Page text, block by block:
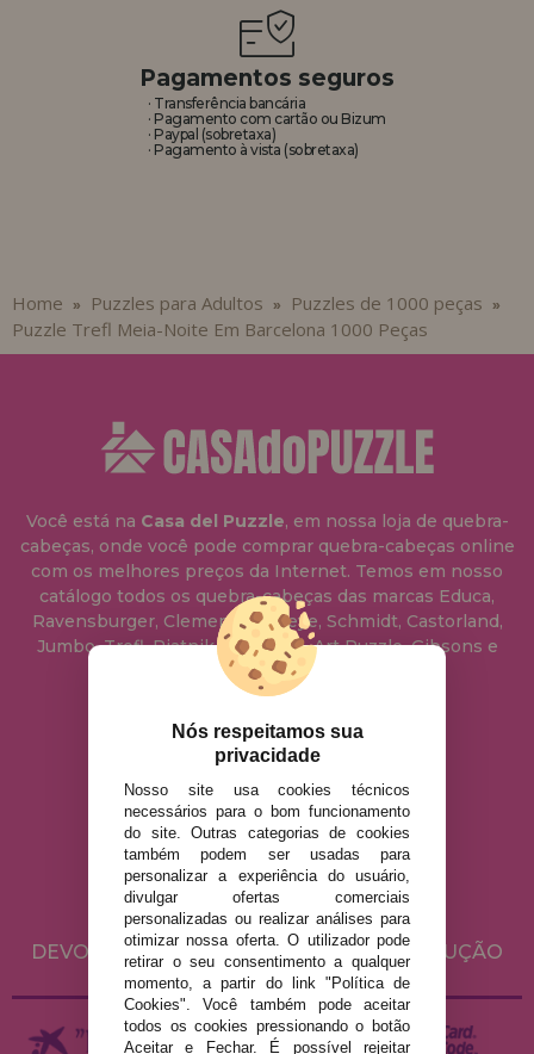
Pagamentos seguros
· Transferência bancária
· Pagamento com cartão ou Bizum
· Paypal (sobretaxa)
· Pagamento à vista (sobretaxa)
Home » Puzzles para Adultos » Puzzles de 1000 peças »
Puzzle Trefl Meia-Noite Em Barcelona 1000 Peças
Você está na Casa del Puzzle, em nossa loja de quebra-
cabeças, onde você pode comprar quebra-cabeças online
com os melhores preços da Internet. Temos em nosso
catálogo todos os quebra-cabeças das marcas Educa,
Ravensburger, Clementoni, Heye, Schmidt, Castorland,
Jumbo, Trefl, Piatnik, Anatolian, Art Puzzle, Gibsons e
muito mais.
info@casadopuzzle.pt
AVISO LEGAL
POLÍTICA DE PRIVACIDADE
POLÍTICA DE COOKIES
ENVIO E DEVOLUÇÕES
DEVOLUÇÕES / DIREITO DE LIVRE RESOLUÇÃO
Nós respeitamos sua
privacidade
Nosso site usa cookies técnicos
necessários para o bom funcionamento
do site. Outras categorias de cookies
também podem ser usadas para
personalizar a experiência do usuário,
divulgar ofertas comerciais
personalizadas ou realizar análises para
otimizar nossa oferta. O utilizador pode
retirar o seu consentimento a qualquer
momento, a partir do link "Política de
Cookies". Você também pode aceitar
todos os cookies pressionando o botão
Aceitar e Fechar. É possível rejeitar